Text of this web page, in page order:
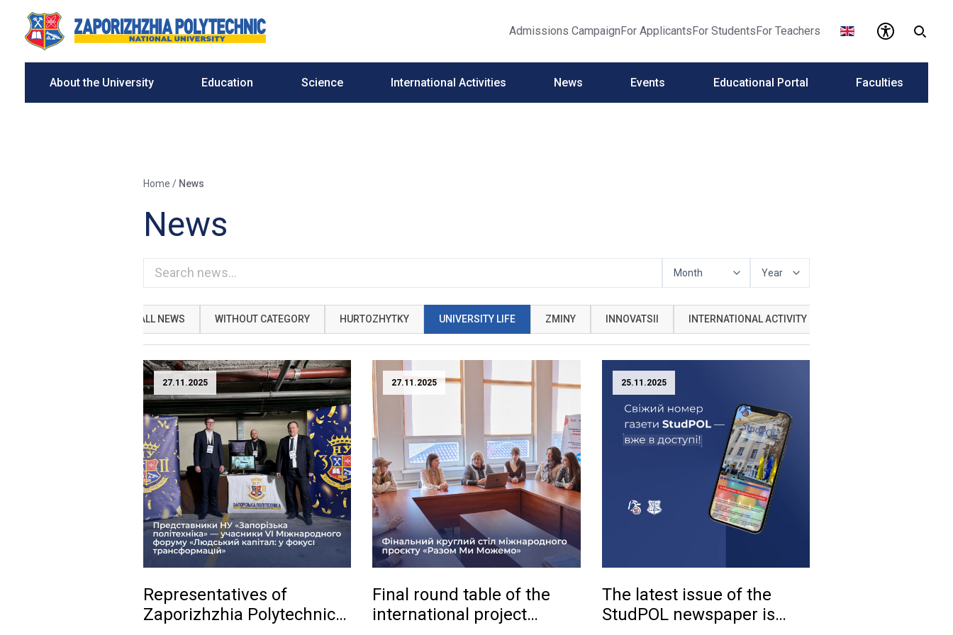
Admissions CampaignFor ApplicantsFor StudentsFor Teachers
About the University Education Science International Activities News Events Educational Portal Faculties
Home / News
News
ALL NEWS WITHOUT CATEGORY HURTOZHYTKY UNIVERSITY LIFE ZMINY INNOVATSII INTERNATIONAL ACTIVITY
27.11.2025
Representatives of
Zaporizhzhia Polytechnic
27.11.2025
Final round table of the
international project
25.11.2025
The latest issue of the
StudPOL newspaper is